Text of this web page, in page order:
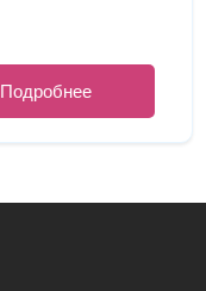
Подробнее